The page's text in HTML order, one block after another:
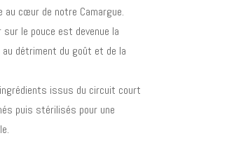
cœur de notre Camargue.
le pouce est devenue la
détriment du goût et de la
issus du circuit court
puis stérilisés pour une